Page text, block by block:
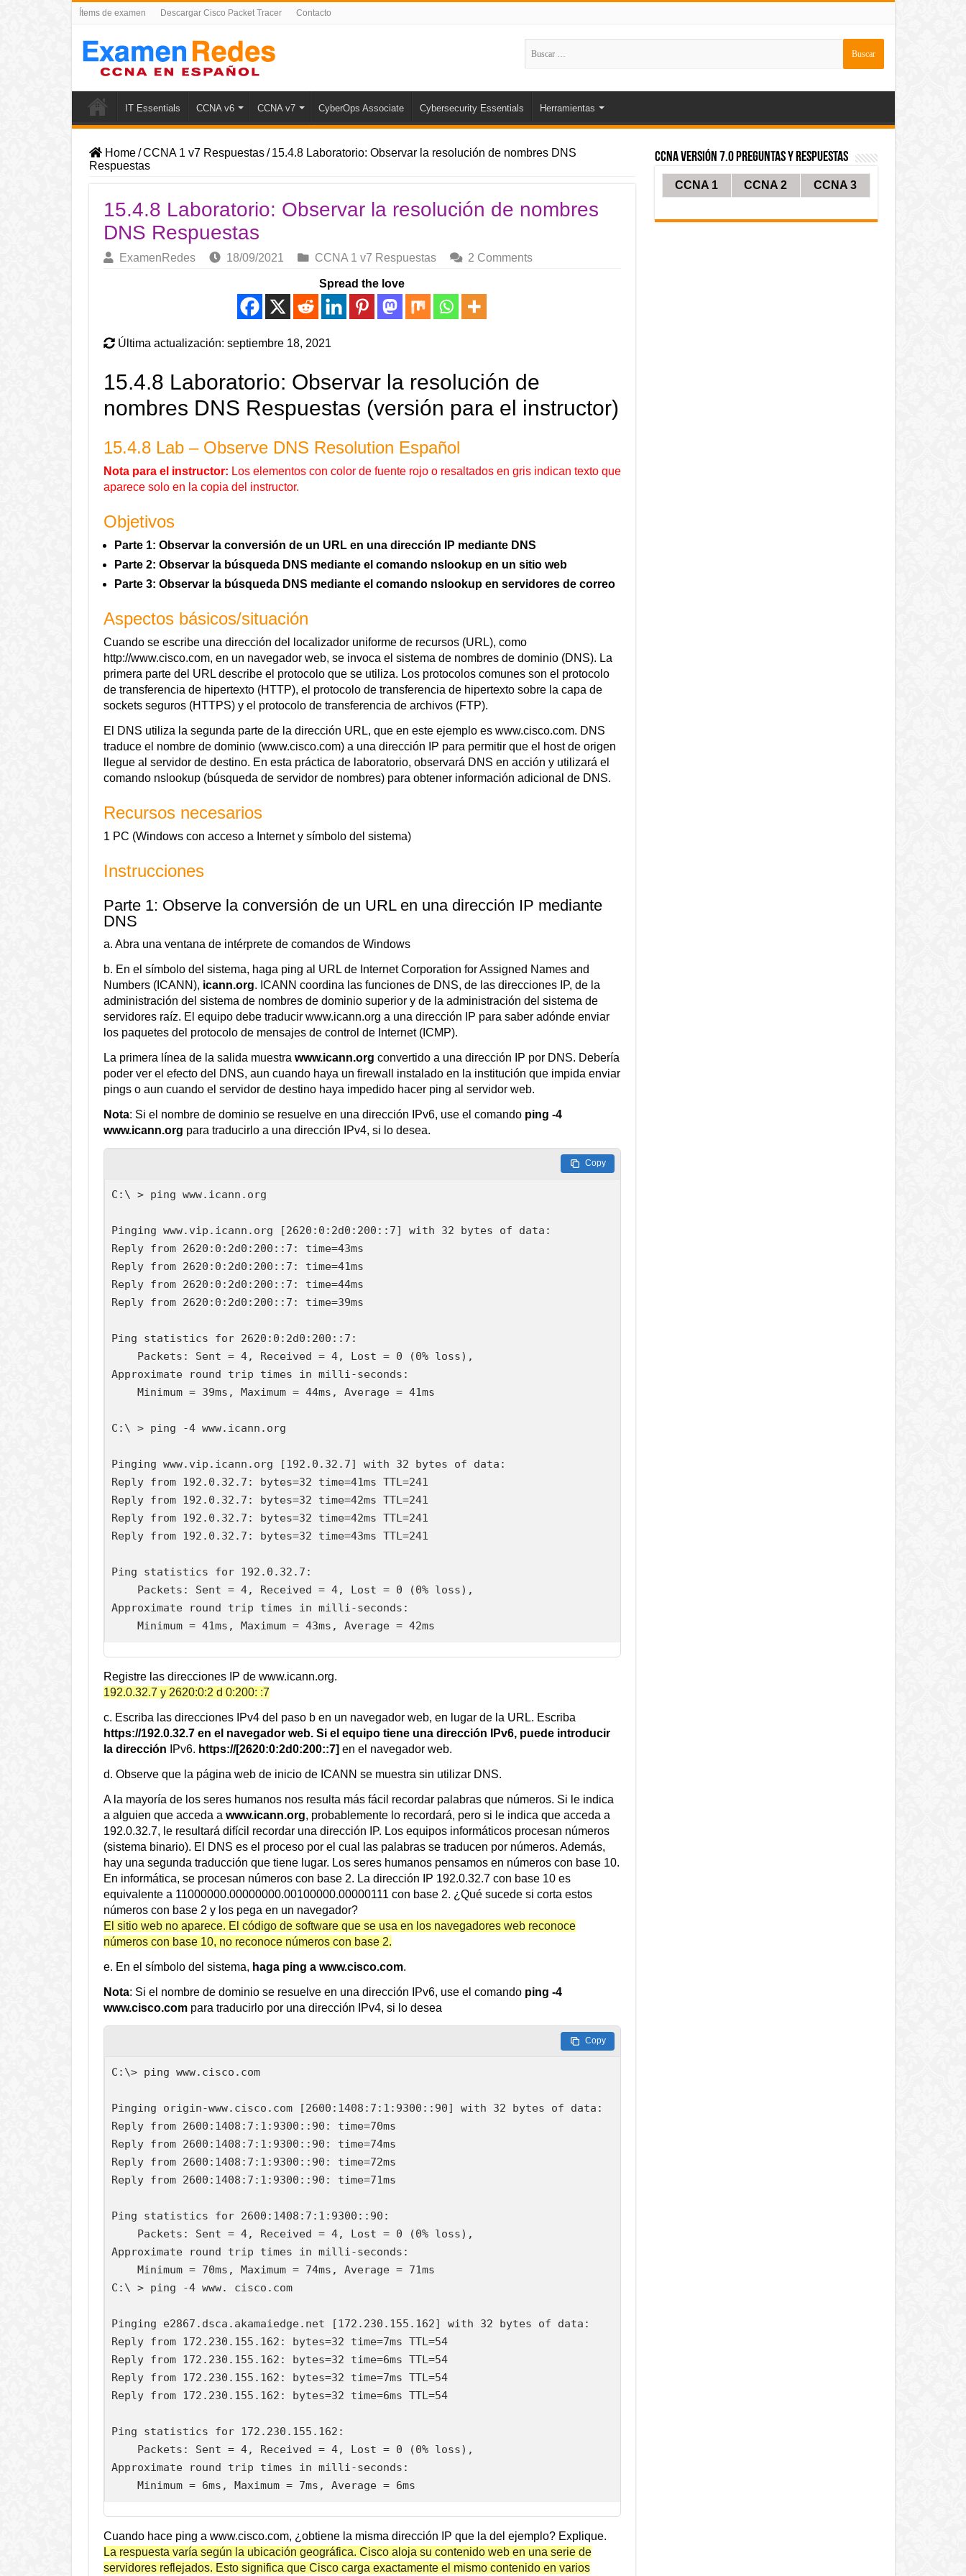
Ítems de examen Descargar Cisco Packet Tracer Contacto
Buscar:
IT Essentials CCNA v6 CCNA v7 CyberOps Associate Cybersecurity Essentials Herramientas
Home / CCNA 1 v7 Respuestas / 15.4.8 Laboratorio: Observar la resolución de nombres DNS
Respuestas
15.4.8 Laboratorio: Observar la resolución de nombres
DNS Respuestas
ExamenRedes 18/09/2021 CCNA 1 v7 Respuestas 2 Comments
Spread the love
Última actualización: septiembre 18, 2021
15.4.8 Laboratorio: Observar la resolución de
nombres DNS Respuestas (versión para el instructor)
15.4.8 Lab – Observe DNS Resolution Español
Nota para el instructor: Los elementos con color de fuente rojo o resaltados en gris indican texto que
aparece solo en la copia del instructor.
Objetivos
Parte 1: Observar la conversión de un URL en una dirección IP mediante DNS
Parte 2: Observar la búsqueda DNS mediante el comando nslookup en un sitio web
Parte 3: Observar la búsqueda DNS mediante el comando nslookup en servidores de correo
Aspectos básicos/situación
Cuando se escribe una dirección del localizador uniforme de recursos (URL), como
http://www.cisco.com, en un navegador web, se invoca el sistema de nombres de dominio (DNS). La
primera parte del URL describe el protocolo que se utiliza. Los protocolos comunes son el protocolo
de transferencia de hipertexto (HTTP), el protocolo de transferencia de hipertexto sobre la capa de
sockets seguros (HTTPS) y el protocolo de transferencia de archivos (FTP).
El DNS utiliza la segunda parte de la dirección URL, que en este ejemplo es www.cisco.com. DNS
traduce el nombre de dominio (www.cisco.com) a una dirección IP para permitir que el host de origen
llegue al servidor de destino. En esta práctica de laboratorio, observará DNS en acción y utilizará el
comando nslookup (búsqueda de servidor de nombres) para obtener información adicional de DNS.
Recursos necesarios
1 PC (Windows con acceso a Internet y símbolo del sistema)
Instrucciones
Parte 1: Observe la conversión de un URL en una dirección IP mediante
DNS
a. Abra una ventana de intérprete de comandos de Windows
b. En el símbolo del sistema, haga ping al URL de Internet Corporation for Assigned Names and
Numbers (ICANN), icann.org. ICANN coordina las funciones de DNS, de las direcciones IP, de la
administración del sistema de nombres de dominio superior y de la administración del sistema de
servidores raíz. El equipo debe traducir www.icann.org a una dirección IP para saber adónde enviar
los paquetes del protocolo de mensajes de control de Internet (ICMP).
La primera línea de la salida muestra www.icann.org convertido a una dirección IP por DNS. Debería
poder ver el efecto del DNS, aun cuando haya un firewall instalado en la institución que impida enviar
pings o aun cuando el servidor de destino haya impedido hacer ping al servidor web.
Nota: Si el nombre de dominio se resuelve en una dirección IPv6, use el comando ping -4
www.icann.org para traducirlo a una dirección IPv4, si lo desea.
Copy
C:\ > ping www.icann.org
Pinging www.vip.icann.org [2620:0:2d0:200::7] with 32 bytes of data:
Reply from 2620:0:2d0:200::7: time=43ms
Reply from 2620:0:2d0:200::7: time=41ms
Reply from 2620:0:2d0:200::7: time=44ms
Reply from 2620:0:2d0:200::7: time=39ms
Ping statistics for 2620:0:2d0:200::7:
    Packets: Sent = 4, Received = 4, Lost = 0 (0% loss),
Approximate round trip times in milli-seconds:
    Minimum = 39ms, Maximum = 44ms, Average = 41ms
C:\ > ping -4 www.icann.org
Pinging www.vip.icann.org [192.0.32.7] with 32 bytes of data:
Reply from 192.0.32.7: bytes=32 time=41ms TTL=241
Reply from 192.0.32.7: bytes=32 time=42ms TTL=241
Reply from 192.0.32.7: bytes=32 time=42ms TTL=241
Reply from 192.0.32.7: bytes=32 time=43ms TTL=241
Ping statistics for 192.0.32.7:
    Packets: Sent = 4, Received = 4, Lost = 0 (0% loss),
Approximate round trip times in milli-seconds:
Registre las direcciones IP de www.icann.org.
192.0.32.7 y 2620:0:2 d 0:200: :7
c. Escriba las direcciones IPv4 del paso b en un navegador web, en lugar de la URL. Escriba
https://192.0.32.7 en el navegador web. Si el equipo tiene una dirección IPv6, puede introducir
la dirección
IPv6. https://[2620:0:2d0:200::7] en el navegador web.
d. Observe que la página web de inicio de ICANN se muestra sin utilizar DNS.
A la mayoría de los seres humanos nos resulta más fácil recordar palabras que números. Si le indica
a alguien que acceda a www.icann.org, probablemente lo recordará, pero si le indica que acceda a
192.0.32.7, le resultará difícil recordar una dirección IP. Los equipos informáticos procesan números
(sistema binario). El DNS es el proceso por el cual las palabras se traducen por números. Además,
hay una segunda traducción que tiene lugar. Los seres humanos pensamos en números con base 10.
En informática, se procesan números con base 2. La dirección IP 192.0.32.7 con base 10 es
equivalente a 11000000.00000000.00100000.00000111 con base 2. ¿Qué sucede si corta estos
números con base 2 y los pega en un navegador?
El sitio web no aparece. El código de software que se usa en los navegadores web reconoce
números con base 10, no reconoce números con base 2.
e. En el símbolo del sistema, haga ping a www.cisco.com.
Nota: Si el nombre de dominio se resuelve en una dirección IPv6, use el comando ping -4
www.cisco.compara traducirlo por una dirección IPv4, si lo desea
Copy
C:\> ping www.cisco.com
Pinging origin-www.cisco.com [2600:1408:7:1:9300::90] with 32 bytes of data:
Reply from 2600:1408:7:1:9300::90: time=70ms
Reply from 2600:1408:7:1:9300::90: time=74ms
Reply from 2600:1408:7:1:9300::90: time=72ms
Reply from 2600:1408:7:1:9300::90: time=71ms
Ping statistics for 2600:1408:7:1:9300::90:
    Packets: Sent = 4, Received = 4, Lost = 0 (0% loss),
Approximate round trip times in milli-seconds:
    Minimum = 70ms, Maximum = 74ms, Average = 71ms
C:\ > ping -4 www. cisco.com
Pinging e2867.dsca.akamaiedge.net [172.230.155.162] with 32 bytes of data:
Reply from 172.230.155.162: bytes=32 time=7ms TTL=54
Reply from 172.230.155.162: bytes=32 time=6ms TTL=54
Reply from 172.230.155.162: bytes=32 time=7ms TTL=54
Reply from 172.230.155.162: bytes=32 time=6ms TTL=54
Ping statistics for 172.230.155.162:
    Packets: Sent = 4, Received = 4, Lost = 0 (0% loss),
Approximate round trip times in milli-seconds:
Cuando hace ping a www.cisco.com, ¿obtiene la misma dirección IP que la del ejemplo? Explique.
La respuesta varía según la ubicación geográfica. Cisco aloja su contenido web en una serie de
servidores reflejados. Esto significa que Cisco carga exactamente el mismo contenido en varios
CCNA Versión 7.0 Preguntas y Respuestas
CCNA 1 CCNA 2 CCNA 3